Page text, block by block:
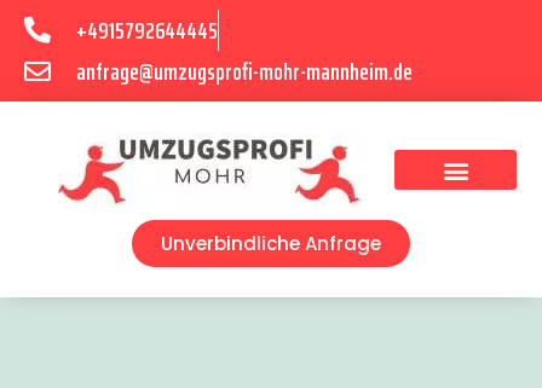
+4915792644445
anfrage@umzugsprofi-mohr-mannheim.de
Unverbindliche Anfrage